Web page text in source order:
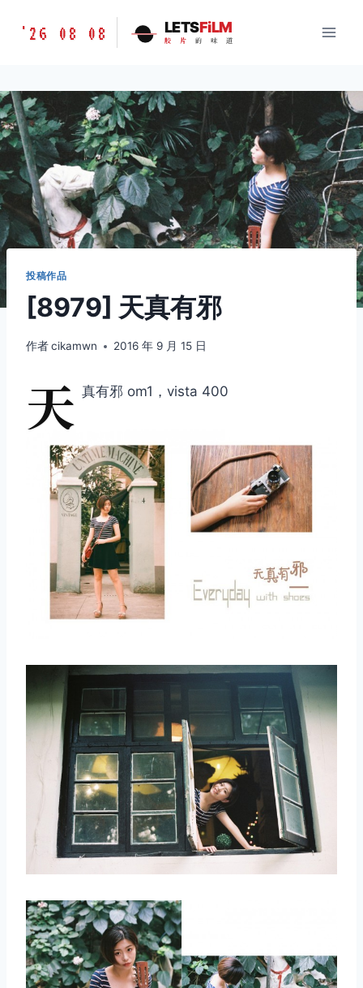
胶
味
道
LETSFILM
'26 08 08 LETSFiLM
胶 片 的 味 道
投稿作品
[8979] 天真有邪
作者cikamwn 2016 年 9 月 15 日
天 真有邪 om1，vista 400